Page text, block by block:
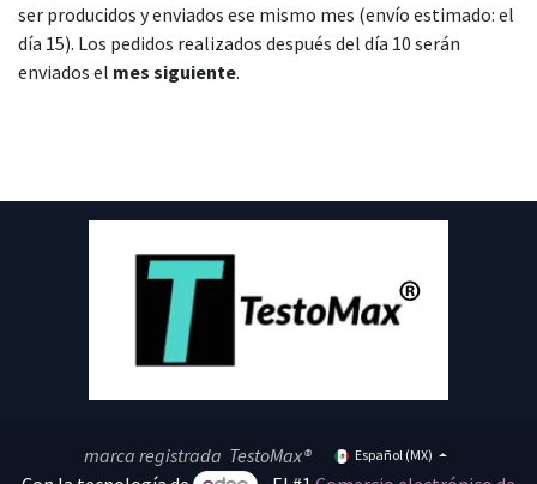
ser producidos y enviados ese mismo mes (envío estimado: el
día 15). Los pedidos realizados después del día 10 serán
enviados el mes siguiente.
marca registrada TestoMax® Español (MX)